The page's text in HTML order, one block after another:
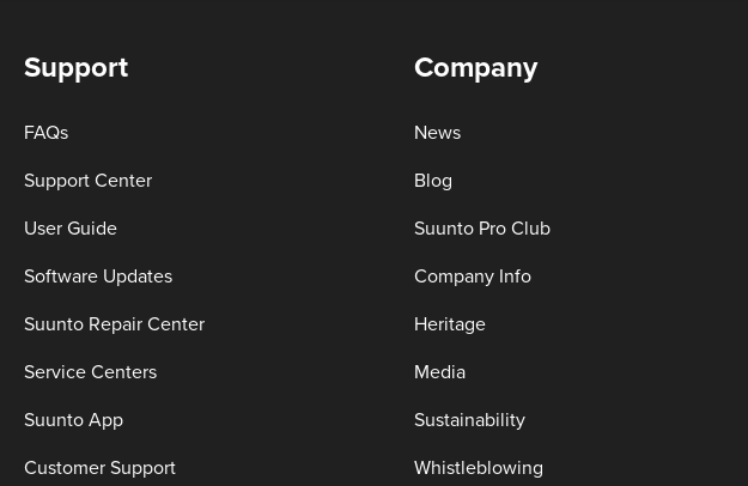
Support
FAQs
Support Center
User Guide
Software Updates
Suunto Repair Center
Service Centers
Suunto App
Customer Support
Company
News
Blog
Suunto Pro Club
Company Info
Heritage
Media
Sustainability
Whistleblowing